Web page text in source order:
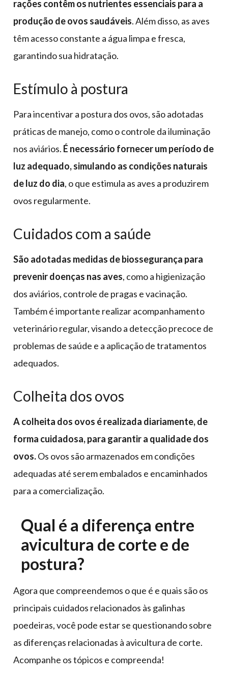
rações contêm os nutrientes essenciais para a
produção de ovos saudáveis. Além disso, as aves
têm acesso constante a água limpa e fresca,
garantindo sua hidratação.
Estímulo à postura
Para incentivar a postura dos ovos, são adotadas
práticas de manejo, como o controle da iluminação
nos aviários. É necessário fornecer um período de
luz adequado, simulando as condições naturais
de luz do dia, o que estimula as aves a produzirem
ovos regularmente.
Cuidados com a saúde
São adotadas medidas de biossegurança para
prevenir doenças nas aves, como a higienização
dos aviários, controle de pragas e vacinação.
Também é importante realizar acompanhamento
veterinário regular, visando a detecção precoce de
problemas de saúde e a aplicação de tratamentos
adequados.
Colheita dos ovos
A colheita dos ovos é realizada diariamente, de
forma cuidadosa, para garantir a qualidade dos
ovos.Os ovos são armazenados em condições
adequadas até serem embalados e encaminhados
para a comercialização.
Qual é a diferença entre
avicultura de corte e de
postura?
Agora que compreendemos o que é e quais são os
principais cuidados relacionados às galinhas
poedeiras, você pode estar se questionando sobre
as diferenças relacionadas à avicultura de corte.
Acompanhe os tópicos e compreenda!